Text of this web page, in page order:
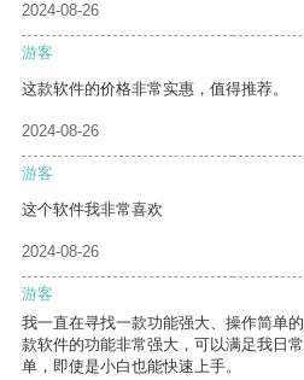
2024-08-26
游客
这款软件的价格非常实惠，值得推荐。
2024-08-26
游客
这个软件我非常喜欢
2024-08-26
游客
我一直在寻找一款功能强大、操作简单
款软件的功能非常强大，可以满足我日
单，即使是小白也能快速上手。